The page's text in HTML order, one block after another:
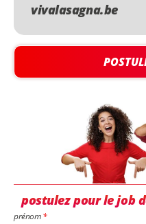
vivalasagna.be
postulez pour le job
prénom